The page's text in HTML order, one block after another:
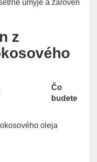
umyje a zároveň
z
Čo
budete
oleja